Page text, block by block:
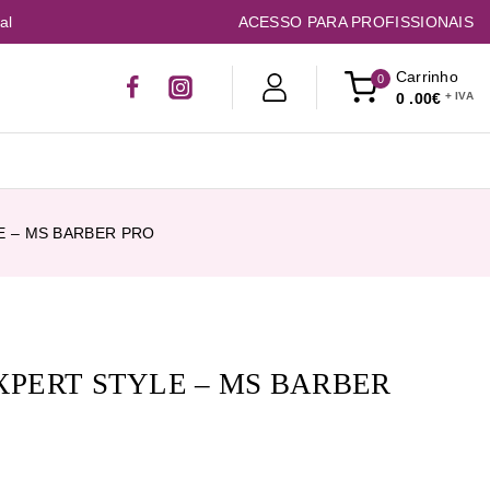
ACESSO PARA PROFISSIONAIS
0
Carrinho
0 .00€
– MS BARBER PRO
STYLE – MS BARBER